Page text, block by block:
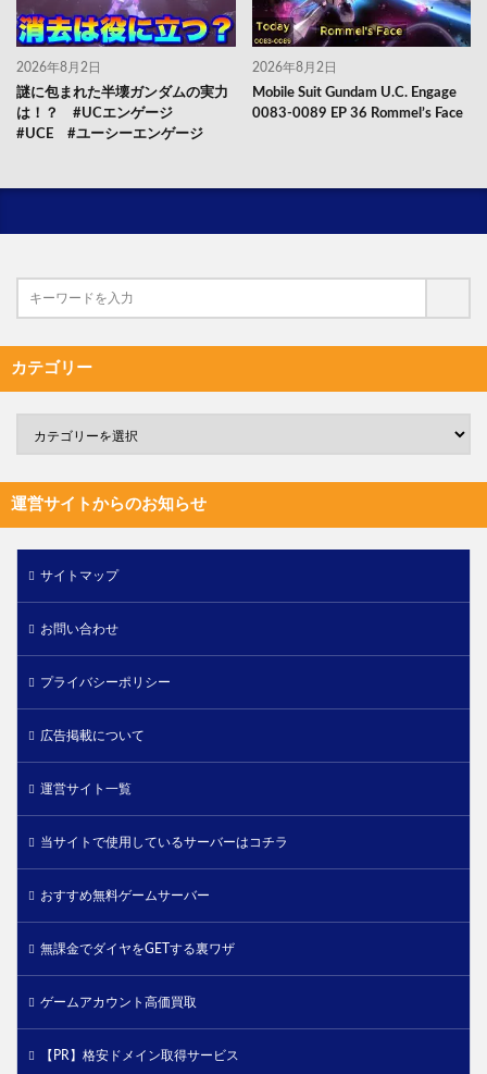
2026年8月2日
謎に包まれた半壊ガンダムの実力
は！？ #UCエンゲージ
#UCE #ユーシーエンゲージ
2026年8月2日
Mobile Suit Gundam U.C. Engage
0083-0089 EP 36 Rommel’s Face
カテゴリー
運営サイトからのお知らせ
サイトマップ
お問い合わせ
プライバシーポリシー
広告掲載について
運営サイト一覧
当サイトで使用しているサーバーはコチラ
おすすめ無料ゲームサーバー
無課金でダイヤをGETする裏ワザ
ゲームアカウント高価買取
【PR】格安ドメイン取得サービス